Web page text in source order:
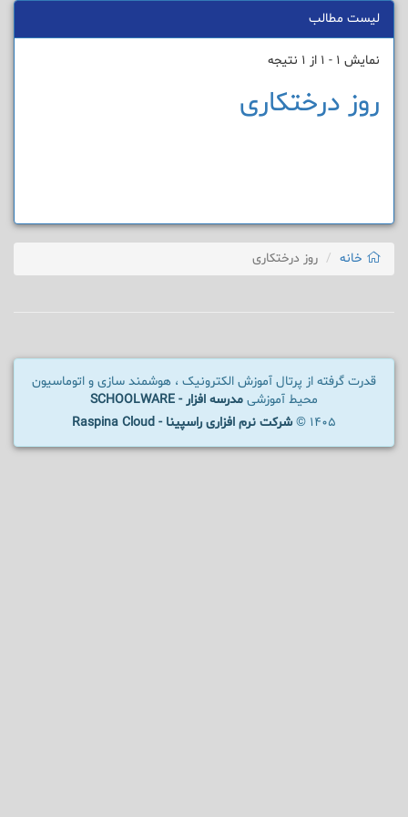
لیست مطالب
نمایش 1 - 1 از 1 نتیجه
روز درختکاری
خانه روز درختکاری
قدرت گرفته از پرتال آموزش الکترونیک ، هوشمند سازی و اتوماسیون
محیط آموزشی مدرسه افزار - SCHOOLWARE
1405 ©
شرکت نرم افزاری راسپینا - Raspina Cloud